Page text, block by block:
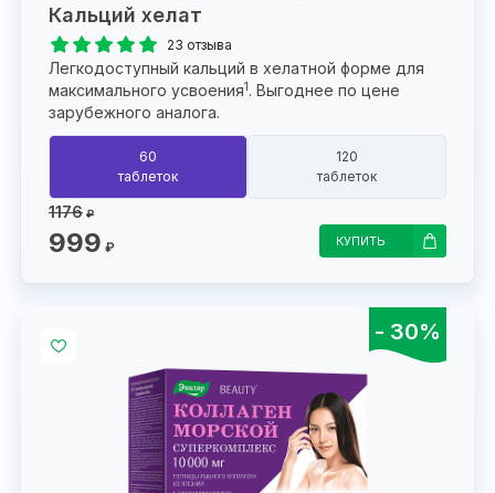
Кальций хелат
23 отзыва
Легкодоступный кальций в хелатной форме для
максимального усвоения1. Выгоднее по цене
зарубежного аналога.
60
таблеток
120
таблеток
1176 ₽
999 ₽ КУПИТЬ
- 30%